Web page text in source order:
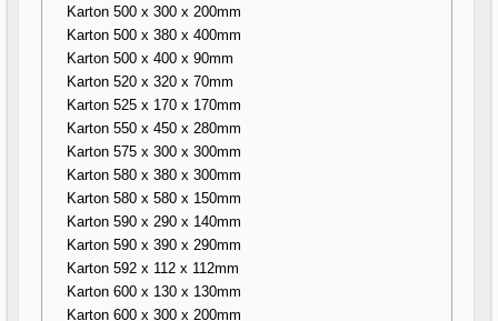
Karton 500 x 300 x 200mm
Karton 500 x 380 x 400mm
Karton 500 x 400 x 90mm
Karton 520 x 320 x 70mm
Karton 525 x 170 x 170mm
Karton 550 x 450 x 280mm
Karton 575 x 300 x 300mm
Karton 580 x 380 x 300mm
Karton 580 x 580 x 150mm
Karton 590 x 290 x 140mm
Karton 590 x 390 x 290mm
Karton 592 x 112 x 112mm
Karton 600 x 130 x 130mm
Karton 600 x 300 x 200mm